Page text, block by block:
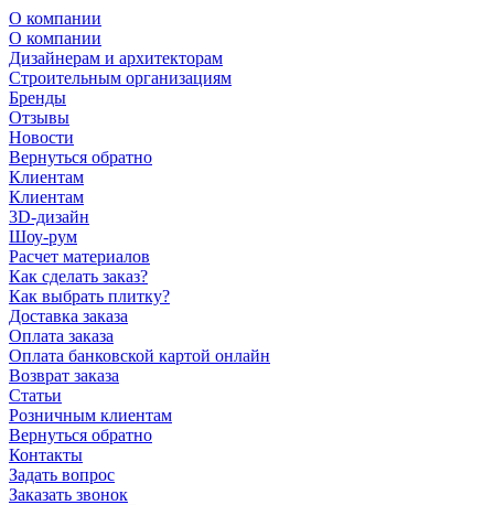
О компании
О компании
Дизайнерам и архитекторам
Строительным организациям
Бренды
Отзывы
Новости
Вернуться обратно
Клиентам
Клиентам
3D-дизайн
Шоу-рум
Расчет материалов
Как сделать заказ?
Как выбрать плитку?
Доставка заказа
Оплата заказа
Оплата банковской картой онлайн
Возврат заказа
Статьи
Розничным клиентам
Вернуться обратно
Контакты
Задать вопрос
Заказать звонок